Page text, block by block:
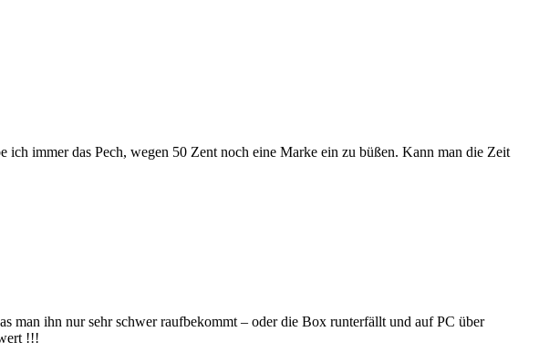
immer das Pech, wegen 50 Zent noch eine Marke ein zu büßen. Kann man die Zeit
man ihn nur sehr schwer raufbekommt – oder die Box runterfällt und auf PC über
!!!